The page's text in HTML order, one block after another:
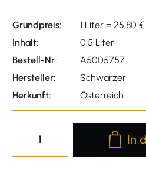
Grundpreis:
1 Liter = 25,80 €
Inhalt:
0.5 Liter
Bestell-Nr.:
A5005757
Hersteller:
Schwarzer
Herkunft:
Österreich
Produkt
In